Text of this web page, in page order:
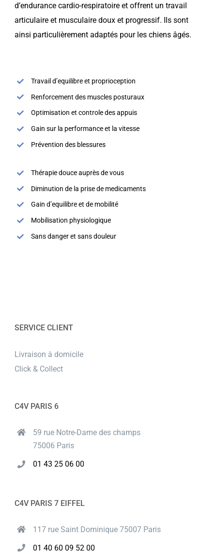
d’endurance cardio-respiratoire et offrent un travail
articulaire et musculaire doux et progressif. Ils sont
ainsi particulièrement adaptés pour les chiens âgés.
Travail d’equilibre et proprioception
Renforcement des muscles posturaux
Optimisation et controle des appuis
Gain sur la performance et la vitesse
Prévention des blessures
Thérapie douce auprès de vous
Diminution de la prise de medicaments
Gain d’equilibre et de mobilité
Mobilisation physiologique
Sans danger et sans douleur
SERVICE CLIENT
Livraison à domicile
Click & Collect
C4V PARIS 6
59 rue Notre-Dame des champs
75006 Paris
01 43 25 06 00
C4V PARIS 7 EIFFEL
117 rue Saint Dominique 75007 Paris
01 40 60 09 52 00